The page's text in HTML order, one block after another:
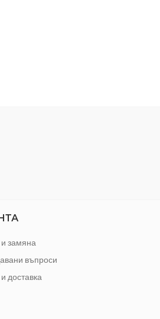
замяна
въпроси
доставка